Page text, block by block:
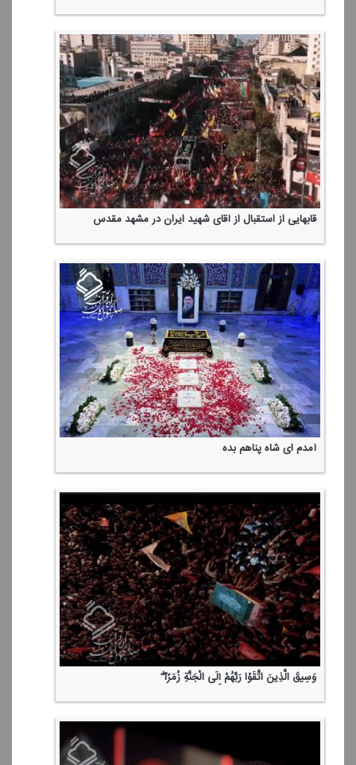
قابهایی از استقبال از آقای شهید ایران در مشهد مقدس
آمدم ای شاه پناهم بده
وَسِیقَ الَّذِینَ اتَّقَوْا رَبَّهُمْ إِلَی الْجَنَّةِ زُمَرًا ۖ